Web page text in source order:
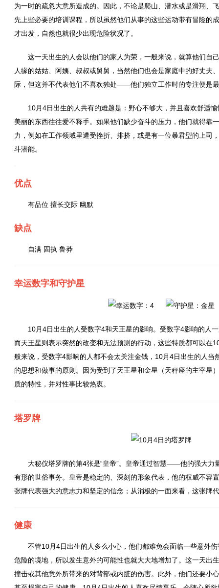
为一时的疏忽大意所造成的。因此，不论是爬山、潜水或是滑翔、
先上些必要的培训课程，所以虽然他们从事的这些运动带有冒险的
才出发，自然也就很少出现危险状况了。
这一天出生的人会以他们的家人为荣，一般来说，就算他们自
人缘的姑姑、阿姨、叔叔或舅舅，当然他们也会是家庭中的好丈夫
际，但这并不代表他们不喜欢独处——他们独立工作时的专注便是
10月4日出生的人共有的难题是：野心不够大，并且喜欢舒适
美丽的东西往往爱不释手。如果他们缺少奋斗的压力，他们就得靠
力，例如在工作领域里遭受挫折、排挤，或是有一位暴君型的上司
斗潜能。
优点
有品位 擅长交际 幽默
缺点
自满 固执 鲁莽
幸运数字和守护星
10月4日出生的人受数字4和天王星的影响。受数字4影响的人
而天王星则表示突然的改变和无法预测的行动，这些特质都可以在
般来说，受数字4影响的人都不会太关注金钱，10月4日出生的人当
的思想和做事的原则。因为受到了天王星和金星（天秤座的主宰星
质的特性，并对性事比较热衷。
塔罗牌
大秘仪塔罗牌的第4张是“皇帝”。皇帝通过智慧——他的强大
有形的世俗事务。皇帝是稳定的、深刻的形象代表，他的权威不容
张牌代表强大的意志力和坚定的信念；从消极的一面来看，这张牌
健康
不管10月4日出生的人多么小心，他们都难免会面临一些意外
危险的境地，所以发生意外的可能性也就大大地增加了。这一天出
撞击或其他意外所带来的对背部或内脏的伤害。此外，他们还要小